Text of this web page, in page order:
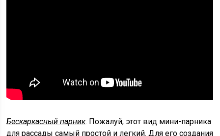
Бескаркасный парник. Пожалуй, этот вид мини-парника
для рассады самый простой и легкий. Для его создания